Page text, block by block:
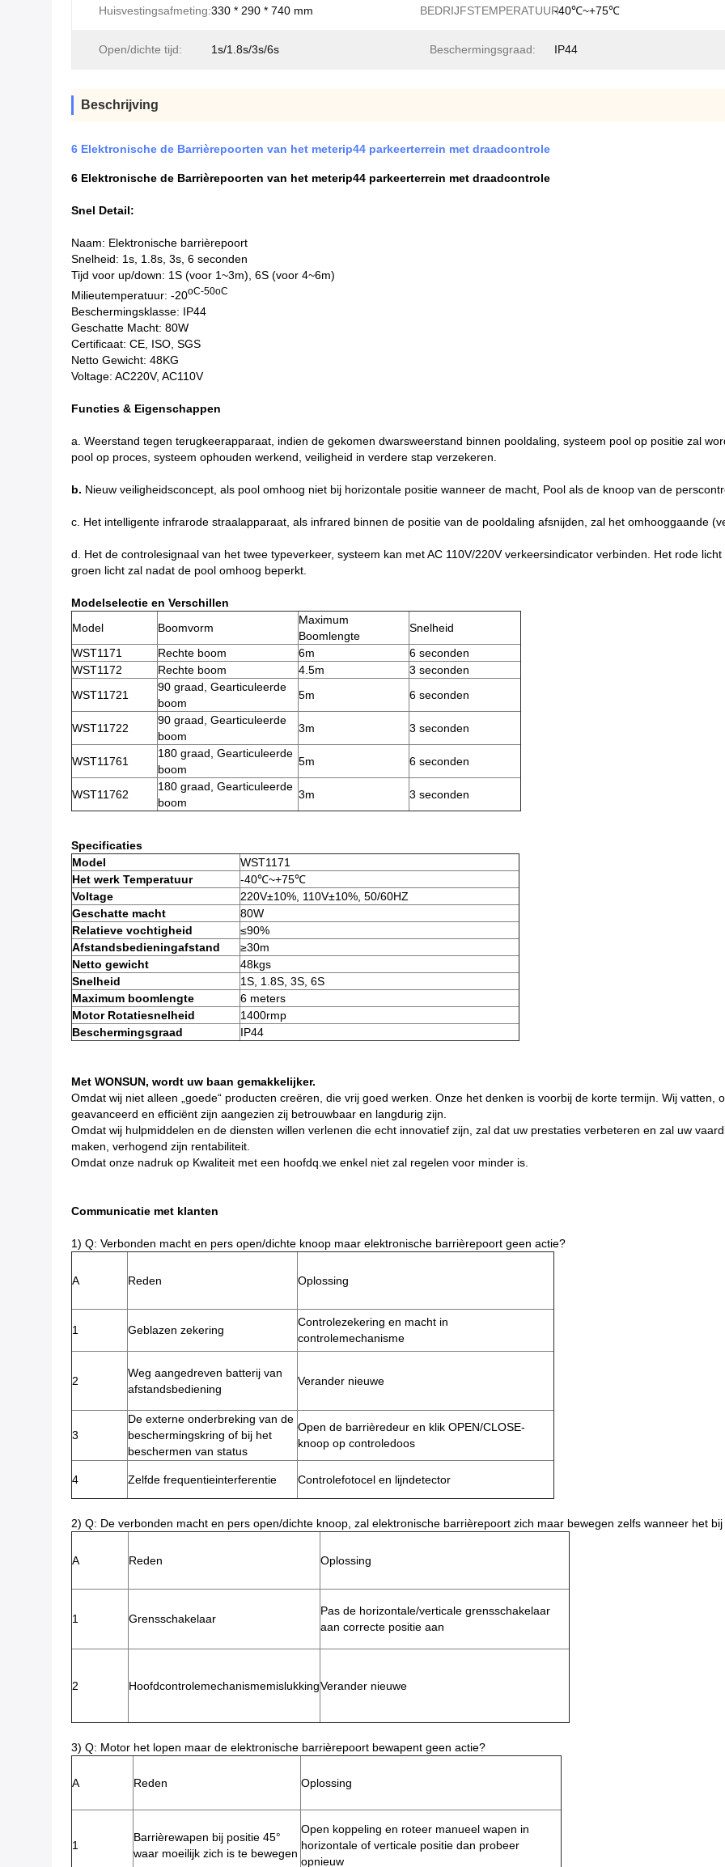
Huisvestingsafmeting:330 * 290 * 740 mm BEDRIJFSTEMPERATUUR:-40℃~+75℃
Open/dichte tijd: 1s/1.8s/3s/6s Beschermingsgraad: IP44
Beschrijving
6 Elektronische de Barrièrepoorten van het meterip44 parkeerterrein met draadcontrole
6 Elektronische de Barrièrepoorten van het meterip44 parkeerterrein met draadcontrole
Snel Detail:
Naam: Elektronische barrièrepoort
Snelheid: 1s, 1.8s, 3s, 6 seconden
Tijd voor up/down: 1S (voor 1~3m), 6S (voor 4~6m)
Milieutemperatuur: -20oC-50oC
Beschermingsklasse: IP44
Geschatte Macht: 80W
Certificaat: CE, ISO, SGS
Netto Gewicht: 48KG
Voltage: AC220V, AC110V
Functies & Eigenschappen
a. Weerstand tegen terugkeerapparaat indien de gekomen dwarsweerstand binnen pooldaling, systeem pool op positie zal
pool op proces, systeem ophouden werkend, veiligheid in verdere stap verzekeren.
b. Nieuw veiligheidsconcept als pool omhoog niet bij horizontale positie wanneer de macht, Pool als de knoop van de
c. Het intelligente infrarode straalapparaat als infrared binnen de positie van de pooldaling afsnijden, zal het omhooggaande
d. Het de controlesignaal van het twee typeverkeer, systeem kan met AC 110V/220V verkeersindicator verbinden. Het rode
groen licht zal nadat de pool omhoog beperkt.
Modelselectie en Verschillen
Model
Boomvorm
Maximum
Boomlengte
Snelheid
WST1171
Rechte boom 6m
6 seconden
WST1172
Rechte boom 4.5m
3 seconden
WST11721
90 graad, Gearticuleerde
boom
5m 6 seconden
WST11722
90 graad, Gearticuleerde
boom
3m 3 seconden
WST11761
180 graad, Gearticuleerde
boom
5m 6 seconden
WST11762
180 graad, Gearticuleerde
boom
3m 3 seconden
Specificaties
Model
WST1171
Het werk Temperatuur
-40℃~+75℃
Voltage
220V±10%, 110V±10%, 50/60HZ
Geschatte macht
80W
Relatieve vochtigheid
≤90%
Afstandsbedieningafstand
≥30m
Netto gewicht
48kgs
Snelheid
1S, 1.8S, 3S, 6S
Maximum boomlengte
6 meters
Motor Rotatiesnelheid
1400rmp
Beschermingsgraad
IP44
Met WONSUN, wordt uw baan gemakkelijker.
Omdat wij niet alleen „goede“ producten creëren, die vrij goed werken. Onze het denken is voorbij de korte termijn. Wij
geavanceerd en efficiënt zijn aangezien zij betrouwbaar en langdurig zijn.
Omdat wij hulpmiddelen en de diensten willen verlenen die echt innovatief zijn, zal dat uw prestaties verbeteren en zal uw
maken, verhogend zijn rentabiliteit.
Omdat onze nadruk op Kwaliteit met een hoofdq.we enkel niet zal regelen voor minder is.
Communicatie met klanten
1) Q: Verbonden macht en pers open/dichte knoop maar elektronische barrièrepoort geen actie?
A Reden Oplossing
1 Geblazen zekering
Controlezekering en macht in
controlemechanisme
2
Weg aangedreven batterij van
afstandsbediening
Verander nieuwe
3
De externe onderbreking van de
beschermingskring of bij het
beschermen van status
Open de barrièredeur en klik OPEN/CLOSE-
knoop op controledoos
4 Zelfde frequentieinterferentie Controlefotocel en lijndetector
2) Q: De verbonden macht en pers open/dichte knoop, zal elektronische barrièrepoort zich maar bewegen zelfs wanneer het
A Reden Oplossing
1 Grensschakelaar
Pas de horizontale/verticale grensschakelaar
aan correcte positie aan
2 HoofdcontrolemechanismemislukkingVerander nieuwe
3) Q: Motor het lopen maar de elektronische barrièrepoort bewapent geen actie?
A Reden Oplossing
1
Barrièrewapen bij positie 45°
waar moeilijk zich is te bewegen
Open koppeling en roteer manueel wapen in
horizontale of verticale positie dan probeer
opnieuw